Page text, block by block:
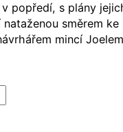
popředí, s plány
směrem
mincí